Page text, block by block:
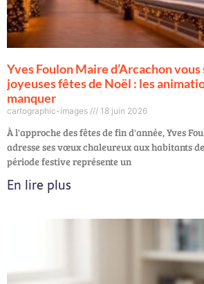
Yves Foulon Maire d’Arcachon
joyeuses fêtes de Noël : les
manquer
cartographic-images 18 juin 2026
À l'approche des fêtes de fin d'année, Yves
adresse ses vœux chaleureux aux habitants
période festive représente un
En lire plus